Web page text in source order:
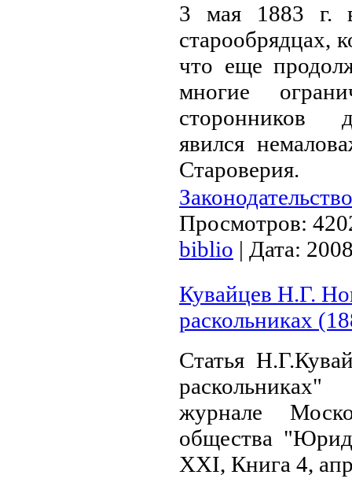
3 мая 1883 г.
старообряд­цах,
что еще
многие
сторонников
явился
Староверия.
Просмотров:
biblio | Дата:
Кувайцев Н.Г.
раскольниках
Статья
журнале
общества
XXI, Книга 4,